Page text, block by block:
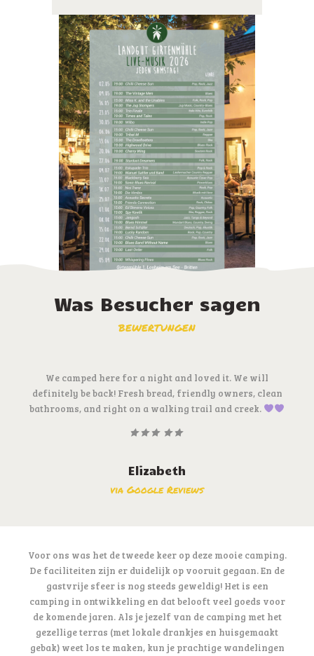
Was Besucher sagen
BEWERTUNGEN
We camped here for a night and loved it. We will
definitely be back! Fresh bread, friendly owners, clean
bathrooms, and right on a walking trail and creek.
Elizabeth
via Google Reviews
Voor ons was het de tweede keer op deze mooie camping.
De faciliteiten zijn er duidelijk op vooruit gegaan. En de
gastvrije sfeer is nog steeds geweldig! Het is een
camping in ontwikkeling en dat belooft veel goeds voor
de komende jaren. Als je jezelf van de camping met het
gezellige terras (met lokale drankjes en huisgemaakt
gebak) weet los te maken, kun je prachtige wandelingen